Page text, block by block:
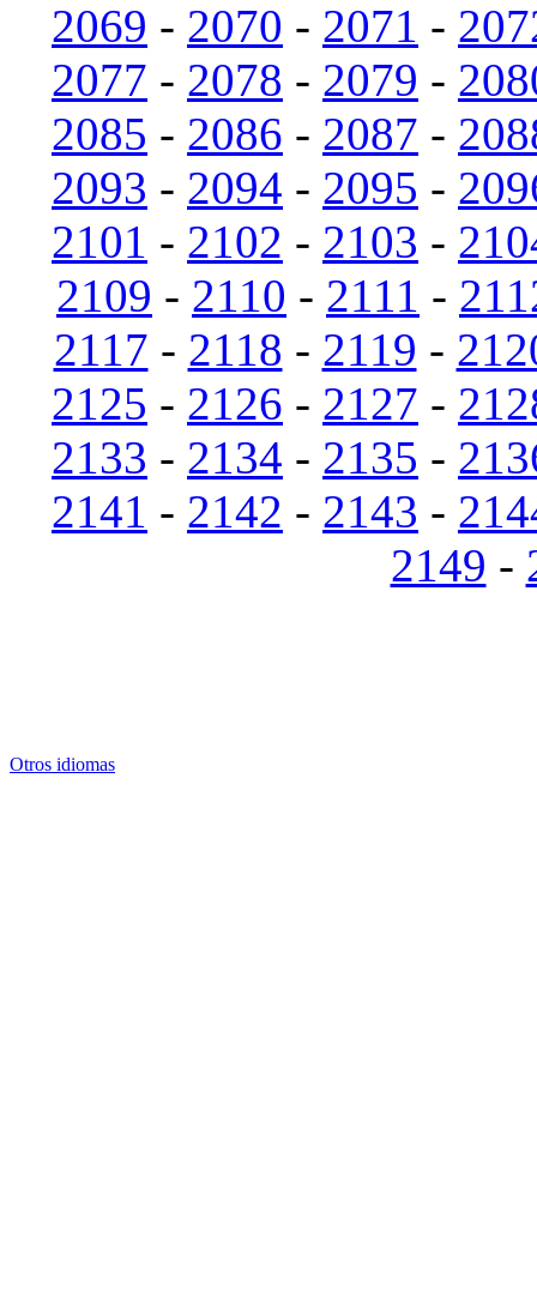
2069 - 2070 - 2071 -
2077 - 2078 - 2079 -
2085 - 2086 - 2087 -
2093 - 2094 - 2095 -
2101 - 2102 - 2103 -
2109 - 2110 - 2111 -
2117 - 2118 - 2119 -
2125 - 2126 - 2127 -
2133 - 2134 - 2135 -
2141 - 2142 - 2143 -
2149 -
Otros idiomas